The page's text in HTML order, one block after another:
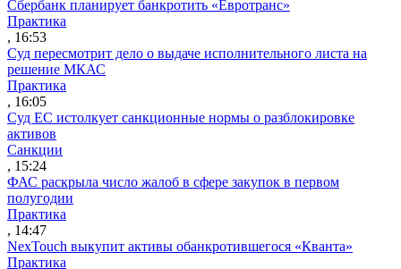
Сбербанк планирует банкротить «Евротранс»
Практика
, 16:53
Суд пересмотрит дело о выдаче исполнительного листа на
решение МКАС
Практика
, 16:05
Суд ЕС истолкует санкционные нормы о разблокировке
активов
Санкции
, 15:24
ФАС раскрыла число жалоб в сфере закупок в первом
полугодии
Практика
, 14:47
NexTouch выкупит активы обанкротившегося «Кванта»
Практика